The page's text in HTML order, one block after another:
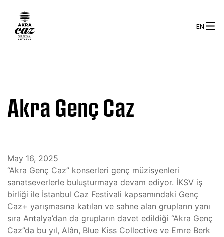
EN
Akra Genç Caz
May 16, 2025
“Akra Genç Caz” konserleri genç müzisyenleri
sanatseverlerle buluşturmaya devam ediyor. İKSV iş
birliği ile İstanbul Caz Festivali kapsamındaki Genç
Caz+ yarışmasına katılan ve sahne alan grupların yanı
sıra Antalya’dan da grupların davet edildiği “Akra Genç
Caz”da bu yıl, Alân, Blue Kiss Collective ve Emre Berk